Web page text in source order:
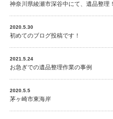
神奈川県綾瀬市深谷中にて、遺品整理
2020.5.30
初めてのブログ投稿です！
2021.5.24
お急ぎでの遺品整理作業の事例
2020.5.5
茅ヶ崎市東海岸